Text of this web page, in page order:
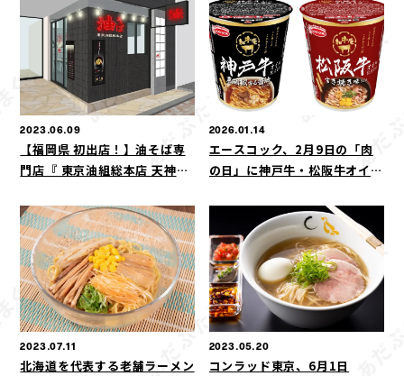
2023.06.09
【福岡県 初出店！】油そば専
門店『 東京油組総本店 天神組
2026.01.14
エースコック、2月9日の「肉
の日」に神戸牛・松阪牛オイル
2023.07.11
北海道を代表する老舗ラーメン
2023.05.20
コンラッド東京、6月1日